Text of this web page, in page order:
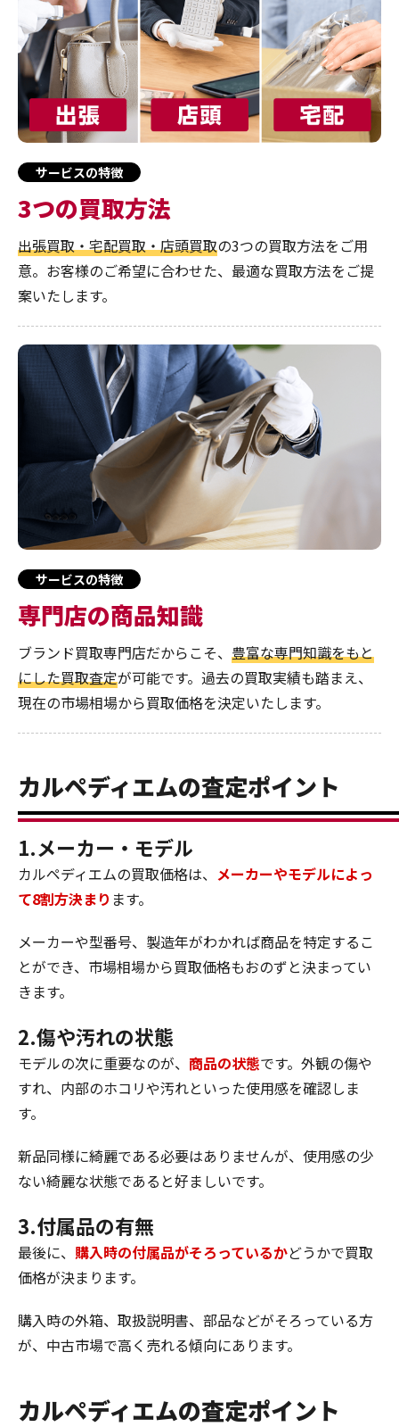
サービスの特徴
3つの買取方法
出張買取・宅配買取・店頭買取の3つの買取方法をご用
意。お客様のご希望に合わせた、最適な買取方法をご提
案いたします。
サービスの特徴
専門店の商品知識
ブランド買取専門店だからこそ、 豊富な専門知識をもと
にした買取査定が可能です。過去の買取実績も踏まえ、
現在の市場相場から買取価格を決定いたします。
カルペディエムの査定ポイント
1.メーカー・モデル
カルペディエムの買取価格は、 メーカーやモデルによっ
て8割方決まり ます。
メーカーや型番号、製造年がわかれば商品を特定するこ
とができ、市場相場から買取価格もおのずと決まってい
きます。
2.傷や汚れの状態
モデルの次に重要なのが、 商品の状態です。外観の傷や
すれ、内部のホコリや汚れといった使用感を確認しま
す。
新品同様に綺麗である必要はありませんが、使用感の少
ない綺麗な状態であると好ましいです。
3.付属品の有無
最後に、 購入時の付属品がそろっているかどうかで買取
価格が決まります。
購入時の外箱、取扱説明書、部品などがそろっている方
が、中古市場で高く売れる傾向にあります。
カルペディエムの査定ポイント